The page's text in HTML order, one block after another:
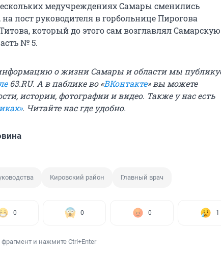
медучреждениях Самары сменились
пост руководителя в горбольнице Пирогова
который до этого сам возглавлял Самарскую
№ 5.
о жизни Самары и области мы
63.RU. А в паблике во «ВКонтакте» вы можете
истории, фотографии и видео. Также у нас есть
. Читайте нас где удобно.
Кировский район Главный врач
0 0 0 1
и нажмите Ctrl+Enter